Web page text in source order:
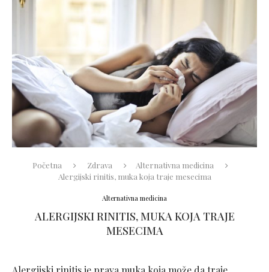
Početna Zdrava
Alternativna medicina
Alergijski rinitis, muka koja traje mesecima
Alternativna medicina
ALERGIJSKI RINITIS, MUKA KOJA TRAJE
MESECIMA